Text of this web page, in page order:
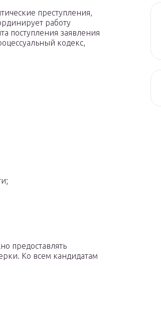
преступления,
работу
поступления заявления
кодекс,
предоставлять
Ко всем кандидатам